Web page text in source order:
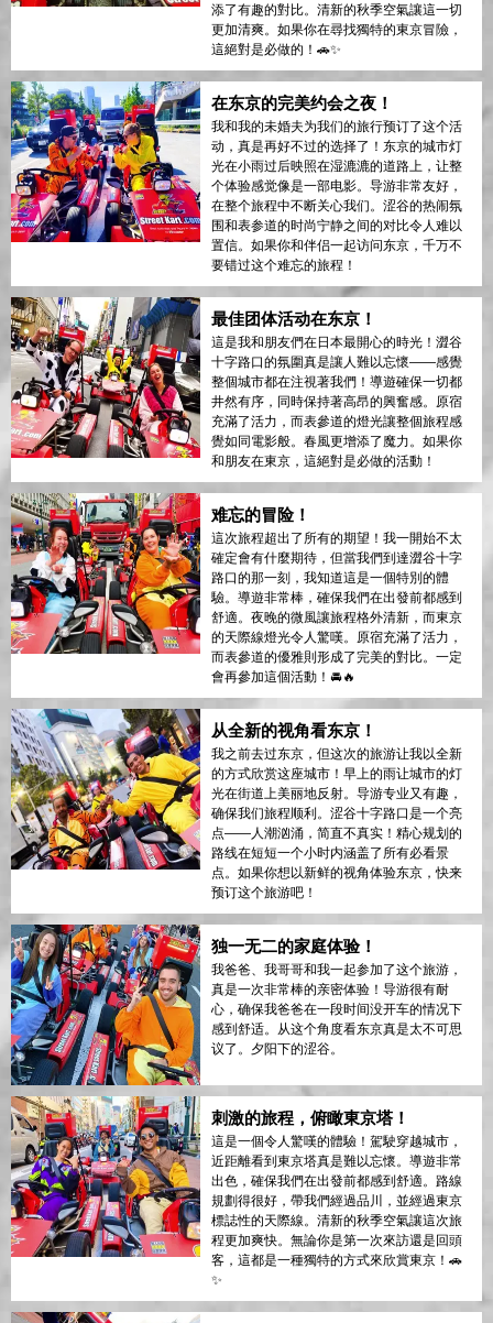
添了有趣的對比。清新的秋季空氣讓這一切
更加清爽。如果你在尋找獨特的東京冒險，
這絕對是必做的！🚗✨
在东京的完美约会之夜！
我和我的未婚夫为我们的旅行预订了这个活
动，真是再好不过的选择了！东京的城市灯
光在小雨过后映照在湿漉漉的道路上，让整
个体验感觉像是一部电影。导游非常友好，
在整个旅程中不断关心我们。涩谷的热闹氛
围和表参道的时尚宁静之间的对比令人难以
置信。如果你和伴侣一起访问东京，千万不
要错过这个难忘的旅程！
最佳团体活动在东京！
這是我和朋友們在日本最開心的時光！澀谷
十字路口的氛圍真是讓人難以忘懷——感覺
整個城市都在注視著我們！導遊確保一切都
井然有序，同時保持著高昂的興奮感。原宿
充滿了活力，而表參道的燈光讓整個旅程感
覺如同電影般。春風更增添了魔力。如果你
和朋友在東京，這絕對是必做的活動！
难忘的冒险！
這次旅程超出了所有的期望！我一開始不太
確定會有什麼期待，但當我們到達澀谷十字
路口的那一刻，我知道這是一個特別的體
驗。導遊非常棒，確保我們在出發前都感到
舒適。夜晚的微風讓旅程格外清新，而東京
的天際線燈光令人驚嘆。原宿充滿了活力，
而表參道的優雅則形成了完美的對比。一定
會再參加這個活動！🚘🔥
从全新的视角看东京！
我之前去过东京，但这次的旅游让我以全新
的方式欣赏这座城市！早上的雨让城市的灯
光在街道上美丽地反射。导游专业又有趣，
确保我们旅程顺利。涩谷十字路口是一个亮
点——人潮汹涌，简直不真实！精心规划的
路线在短短一个小时内涵盖了所有必看景
点。如果你想以新鲜的视角体验东京，快来
预订这个旅游吧！
独一无二的家庭体验！
我爸爸、我哥哥和我一起参加了这个旅游，
真是一次非常棒的亲密体验！导游很有耐
心，确保我爸爸在一段时间没开车的情况下
感到舒适。从这个角度看东京真是太不可思
议了。夕阳下的涩谷。
刺激的旅程，俯瞰東京塔！
這是一個令人驚嘆的體驗！駕駛穿越城市，
近距離看到東京塔真是難以忘懷。導遊非常
出色，確保我們在出發前都感到舒適。路線
規劃得很好，帶我們經過品川，並經過東京
標誌性的天際線。清新的秋季空氣讓這次旅
程更加爽快。無論你是第一次來訪還是回頭
客，這都是一種獨特的方式來欣賞東京！🚗
✨